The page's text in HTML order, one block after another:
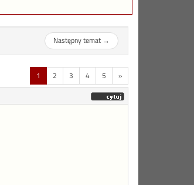
Następny temat→
1 2 3 4 5 »